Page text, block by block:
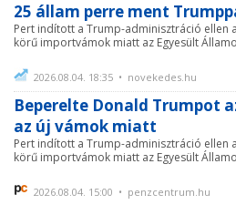
25 állam perre ment
Pert indított a Trump-adminisztráció ellen
körű importvámok miatt az Egyesült
2026.08.04. 18:35 • novekedes.hu
Beperelte Donald Trumpot
az új vámok miatt
Pert indított a Trump-adminisztráció ellen
körű importvámok miatt az Egyesült
2026.08.04. 15:00 • penzcentrum.hu